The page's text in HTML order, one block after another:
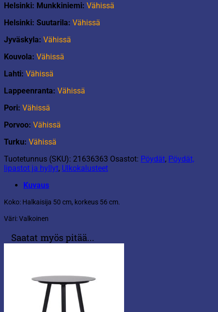
Helsinki: Munkkiniemi: Vähissä
Helsinki: Suutarila: Vähissä
Jyväskyla: Vähissä
Kouvola: Vähissä
Lahti: Vähissä
Lappeenranta: Vähissä
Pori: Vähissä
Porvoo: Vähissä
Turku: Vähissä
Tuotetunnus (SKU): 21636363 Osastot: Pöydät, Pöydät,
lipastot ja hyllyt, Ulkokalusteet
Kuvaus
Koko: Halkaisija 50 cm, korkeus 56 cm.
Väri: Valkoinen
Saatat myös pitää...